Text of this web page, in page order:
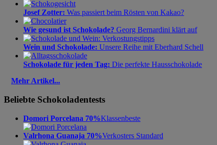
Josef Zotter: Was passiert beim Rösten von Kakao?
Wie gesund ist Schokolade? Georg Bernardini klärt auf
Wein und Schokolade: Unsere Reihe mit Eberhard Schell
Schokolade für jeden Tag: Die perfekte Hausschokolade
Mehr Artikel...
Beliebte Schokoladentests
Domori Porcelana 70%Klassenbeste
Valrhona Guanaja 70%Verkosters Standard